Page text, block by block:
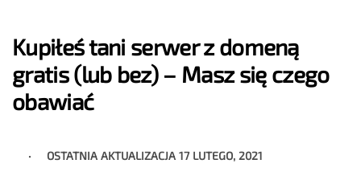
Kupiłeś tani serwer z domeną
gratis (lub bez) – Masz się czego
obawiać
OSTATNIA AKTUALIZACJA17 LUTEGO, 2021